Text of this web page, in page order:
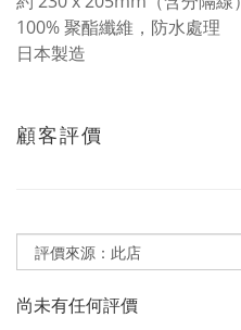
100% 聚酯纖維，防水處理
日本製造
顧客評價
尚未有任何評價